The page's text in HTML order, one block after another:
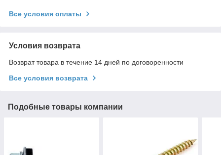
Все условия оплаты
Условия возврата
Возврат товара в течение 14 дней по договоренности
Все условия возврата
Подобные товары компании